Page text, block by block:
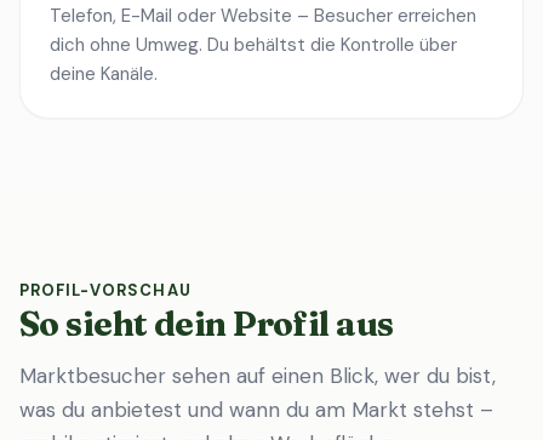
Telefon, E-Mail oder Website – Besucher erreichen
dich ohne Umweg. Du behältst die Kontrolle über
deine Kanäle.
PROFIL-VORSCHAU
So sieht dein Profil aus
Marktbesucher sehen auf einen Blick, wer du bist,
was du anbietest und wann du am Markt stehst –